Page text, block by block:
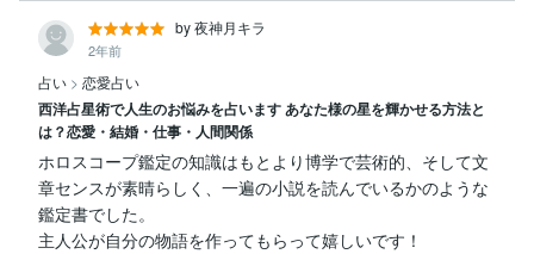
by 夜神月キラ
2年前
占い > 恋愛占い
西洋占星術で人生のお悩みを占います あなた様の星を輝かせる方法と
は？恋愛・結婚・仕事・人間関係
ホロスコープ鑑定の知識はもとより博学で芸術的、そして文
章センスが素晴らしく、一遍の小説を読んでいるかのような
鑑定書でした。
主人公が自分の物語を作ってもらって嬉しいです！